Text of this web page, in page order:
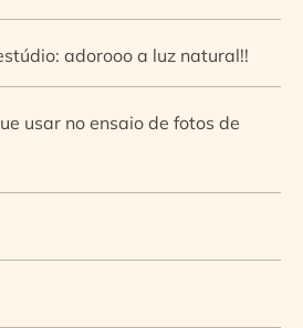
adorooo a luz natural!!
usar no ensaio de fotos de